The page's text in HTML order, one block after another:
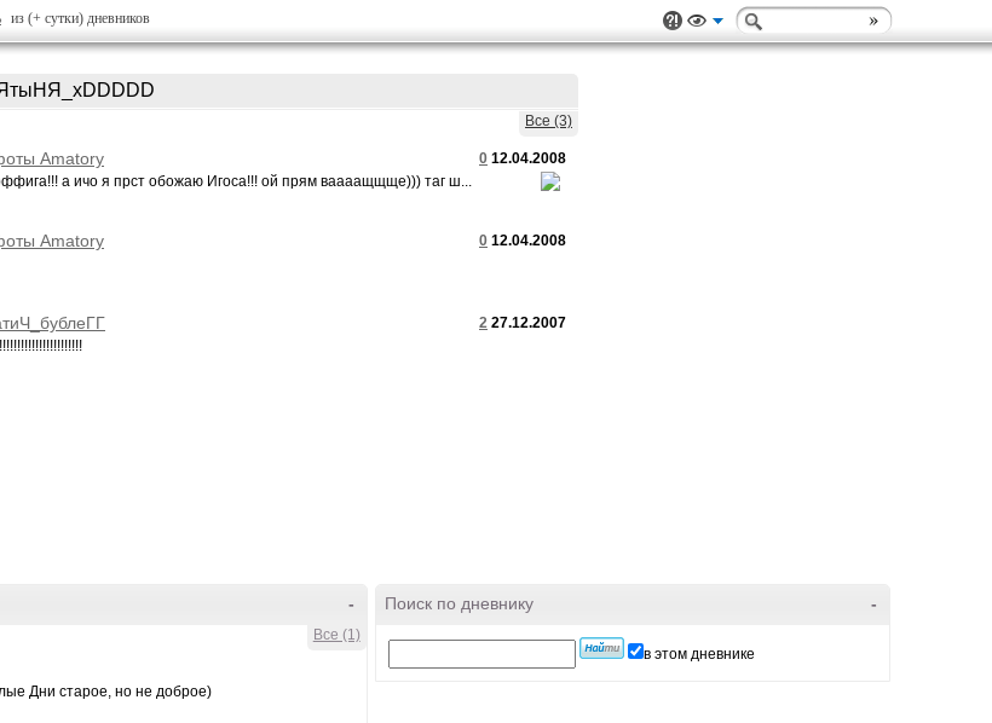
из (+ сутки) дневников
Все (3)
0 12.04.2008
Amatory
а ичо я прст обожаю Игоса!!! ой прям ваааащщще))) таг ш...
0 12.04.2008
Amatory
2 27.12.2007
-
Все (1)
Дни старое, но не доброе)
-
Поиск по дневнику
в этом дневнике